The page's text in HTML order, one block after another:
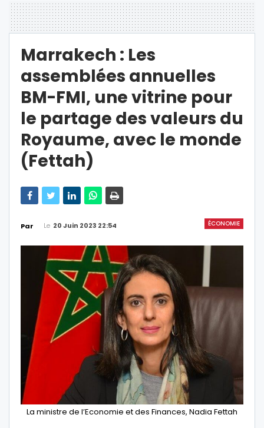
Marrakech : Les
assemblées annuelles
BM-FMI, une vitrine pour
le partage des valeurs du
Royaume, avec le monde
(Fettah)
ÉCONOMIE
Par Le 20 Juin 2023 22:54
La ministre de l’Economie et des Finances, Nadia Fettah